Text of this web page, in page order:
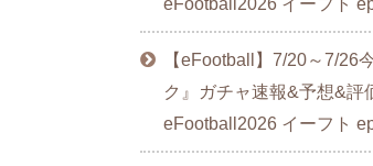
【eFootball】7/20～7/26
ク』ガチャ速報&予想&評
eFootball2026 イーフト